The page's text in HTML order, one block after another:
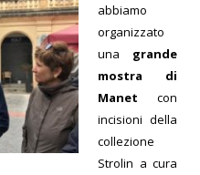
abbiamo
organizzato
una grande
mostra di
Manet con
incisioni della
collezione
Strolin a cura